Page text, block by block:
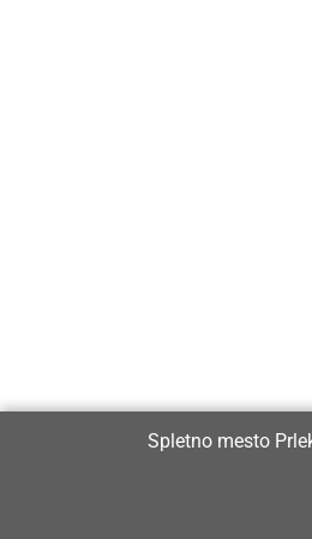
Spletno mesto